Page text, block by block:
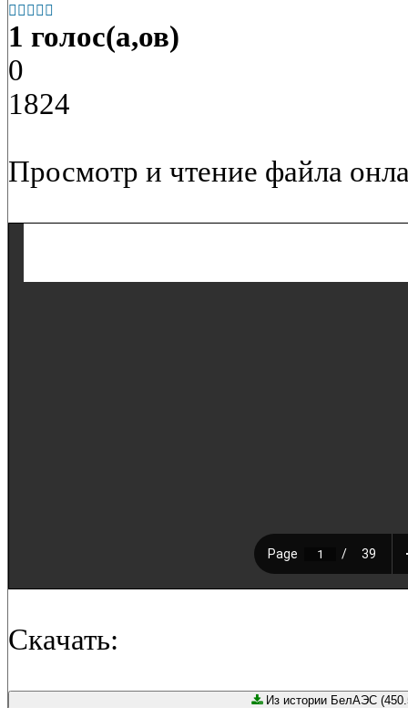
    
1 голос(а,ов)
0
1824
Просмотр и чтение файла
Скачать:
Из истории БелАЭС